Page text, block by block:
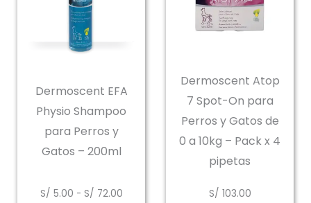
Dermoscent EFA
Physio Shampoo
para Perros y
Gatos – 200ml
S/ 5.00 - S/ 72.00Rango
Dermoscent Atop
7 Spot-On para
Perros y Gatos de
0 a 10kg – Pack x 4
pipetas
S/ 103.00